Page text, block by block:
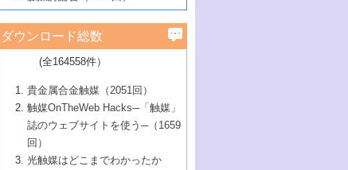
B号 第117回触媒討論会（2016年・大阪府
立大学）
B号 第115回触媒討論会（2015年・成蹊大
B号 第113回触媒討論会（2014年・ロワジ
ールホテル豊橋）
6号 ナノ空間─吸着状態解析から新機能開拓
B号 第111回触媒討論会（2013年・関西大
7号 水素を利用する化成品合成の新潮流
6号 新しい固体酸触媒技術
7号 ゼオライト合成における最近の進歩
計による触媒の高機能化
5号 触媒を有効に使うための技術
7号 有機分子触媒による精密有機合成
8号 高機能化ポリオレフィンに向けた重合
触媒の最近の進展
4号 水素社会の実現に向けた水素製造・貯
蔵技術の進歩
5号 CO2が関わる触媒・材料
7号 持続可能社会実現のための触媒および
触媒関連技術
2号 第101回触媒討論会
4号 錯体を利用したユニークな表面構造の
構築と機能
5号 若手会員による触媒研究の未来展望1：
企業編
6号 第102回触媒討論会
7号 触媒・化学反応における計算化学の進
2号 第99回触媒討論会
3号 実用的ファインケミカル合成プロセス
を実現する触媒
5号 こんな物質，あんな物質―新たな触媒
の可能性―
7号 『結晶の化学』を活かした触媒研究
1号 固体酸触媒の最近の進歩
2号 第97回触媒討論会
3号 リビング重合触媒の最近の展開
5号 水素製造・貯蔵のための触媒技術の新
しい展開
6号 第98回触媒討論会
7号 基礎化学品製造の触媒技術
1号 最近の触媒担体とその効果
2号 第95回触媒討論会
4号 水分解用光触媒材料
5号 時間分解分光の進歩と応用
6号 第96回触媒討論会
▼46巻（2004年）
1号 部分酸化反応触媒の最前線
2号 第93回触媒討論会
3号 特殊エネルギー場の触媒反応
4号 生体内における金属の触媒作用
5号 ファインケミカルズの展開に寄与する
▼45巻（2003年）
1号 なぜこの触媒が良いのか？
2号 第91回触媒討論会
3号 最近の自動車排ガス処理技術
4号 触媒研究の現状と将来─第90回触媒討論
▼44巻（2002年）
1号 高次制御された触媒の化学
2号 第89回触媒討論会
3号 触媒を利用した電気化学の新展開
▼43巻（2001年）
1号 グリーンケミストリーと触媒
2号 第87回触媒討論会特集号
▼42巻（2000年）
1号 触媒反応工学の明日を拓く
▼41巻（1999年）
ダウンロード総数
(全164558件）
貴金属合金触媒（2051回）
触媒OnTheWeb Hacks─「触媒」
誌のウェブサイトを使う─（1659
回）
光触媒はどこまでわかったか